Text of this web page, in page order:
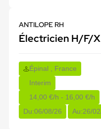
ANTILOPE RH
Électricien H/F/X
Épinal , France
Interim
14,00 €/h - 16,00 €/h
Du:06/08/26 Au:26/